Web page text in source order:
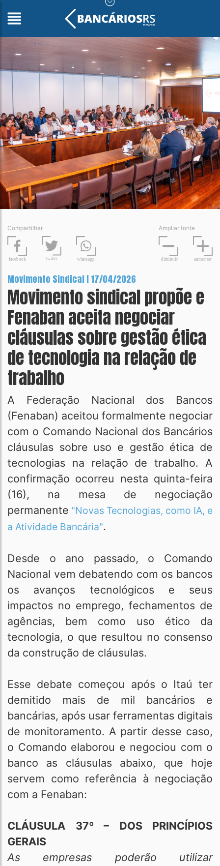
Compartilhar
facebook twitter whatsapp
Ampliar fonte
diminuir aumentar
Movimento Sindical | 17/04/2026
Movimento sindical propõe e
Fenaban aceita negociar
cláusulas sobre gestão ética
de tecnologia na relação de
trabalho
A Federação Nacional dos Bancos
(Fenaban) aceitou formalmente negociar
com o Comando Nacional dos Bancários
cláusulas sobre uso e gestão ética de
tecnologias na relação de trabalho. A
confirmação ocorreu nesta quinta-feira
(16), na mesa de negociação
permanente "Novas Tecnologias, como IA, e
a Atividade Bancária".
Desde o ano passado, o Comando
Nacional vem debatendo com os bancos
os avanços tecnológicos e seus
impactos no emprego, fechamentos de
agências, bem como uso ético da
tecnologia, o que resultou no consenso
da construção de cláusulas.
Esse debate começou após o Itaú ter
demitido mais de mil bancários e
bancárias, após usar ferramentas digitais
de monitoramento. A partir desse caso,
o Comando elaborou e negociou com o
banco as cláusulas abaixo, que hoje
servem como referência à negociação
com a Fenaban:
CLÁUSULA 37º – DOS PRINCÍPIOS
GERAIS
As empresas poderão utilizar